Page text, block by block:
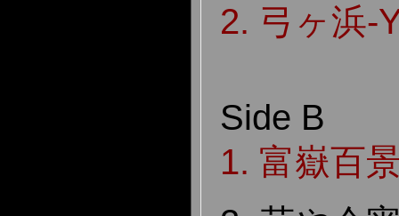
2. 弓ヶ浜-
Side B
1. 富嶽百